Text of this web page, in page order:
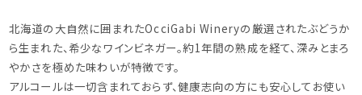
北海道の大自然に囲まれたOcciGabi Wineryの厳選されたぶどうか
ら生まれた、希少なワインビネガー。約1年間の熟成を経て、深みとまろ
やかさを極めた味わいが特徴です。
アルコールは一切含まれておらず、健康志向の方にも安心してお使い